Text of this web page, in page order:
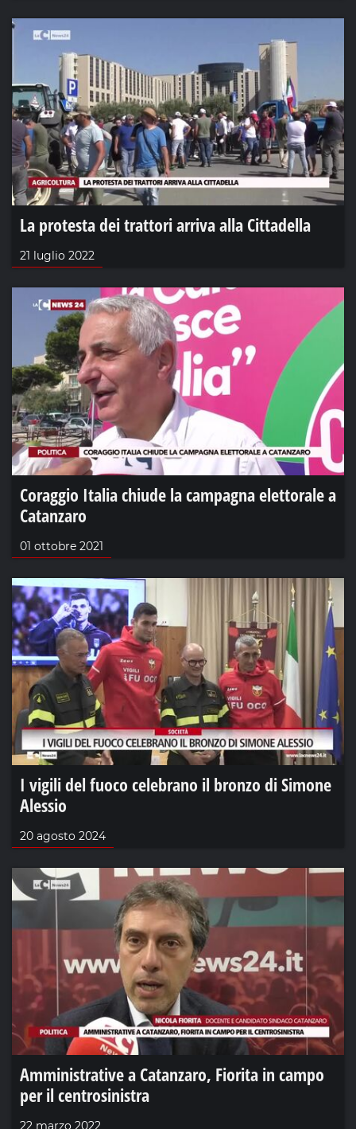
La protesta dei trattori arriva alla Cittadella
21 luglio 2022
Coraggio Italia chiude la campagna elettorale a
Catanzaro
01 ottobre 2021
I vigili del fuoco celebrano il bronzo di Simone
Alessio
20 agosto 2024
Amministrative a Catanzaro, Fiorita in campo
per il centrosinistra